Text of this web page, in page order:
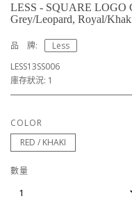
LESS - SQUARE LOGO
Grey/Leopard, Royal/
品 牌:
Less
LESS13SS006
庫存狀況: 1
COLOR
RED / KHAKI
數量